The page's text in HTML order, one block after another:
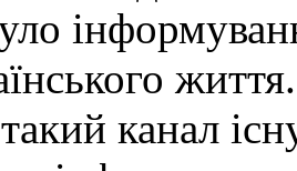
канал